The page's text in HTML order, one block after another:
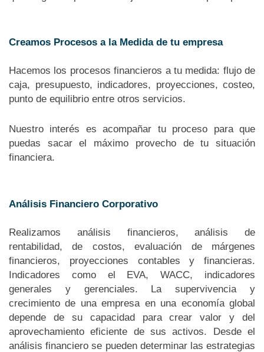
Análisis Financiero Corporativo
Realizamos análisis financieros, análisis de
rentabilidad, de costos, evaluación de márgenes
financieros, proyecciones contables y financieras.
Indicadores como el EVA, WACC, indicadores
generales y gerenciales. La supervivencia y
crecimiento de una empresa en una economía global
depende de su capacidad para crear valor y del
aprovechamiento eficiente de sus activos. Desde el
análisis financiero se pueden determinar las estrategias
Creamos Procesos a la Medida de tu empresa
Hacemos los procesos financieros a tu medida: flujo de
caja, presupuesto, indicadores, proyecciones, costeo,
punto de equilibrio entre otros servicios.
Nuestro interés es acompañar tu proceso para que
puedas sacar el máximo provecho de tu situación
financiera.